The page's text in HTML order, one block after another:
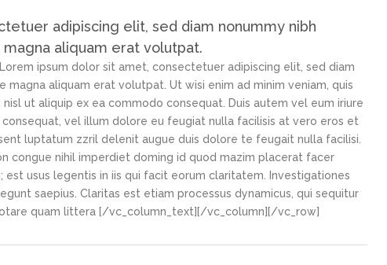
adipiscing elit, sed diam nonummy nibh
aliquam erat volutpat.
ipsum dolor sit amet, consectetuer adipiscing elit, sed diam
aliquam erat volutpat. Ut wisi enim ad minim veniam, quis
ut aliquip ex ea commodo consequat. Duis autem vel eum iriure
vel illum dolore eu feugiat nulla facilisis at vero eros et
luptatum zzril delenit augue duis dolore te feugait nulla facilisi.
congue nihil imperdiet doming id quod mazim placerat facer
usus legentis in iis qui facit eorum claritatem. Investigationes
saepius. Claritas est etiam processus dynamicus, qui sequitur
quam littera [/vc_column_text][/vc_column][/vc_row]